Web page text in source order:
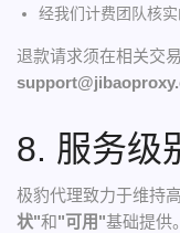
经我们计费团队核
退款请求须在相关交
8. 服务级
极豹代理致力于维持
状"和"可用"基础提供